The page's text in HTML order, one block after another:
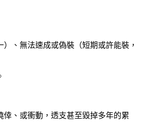
、無法速成或偽裝（短期或許能裝，
、或衝動，透支甚至毀掉多年的累